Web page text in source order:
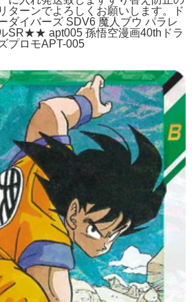
ターンでよろしくお願いします。ド
ダイバーズ SDV6 魔人ブウ パラレ
SR★★ apt005 孫悟空漫画40thドラ
プロモAPT-005